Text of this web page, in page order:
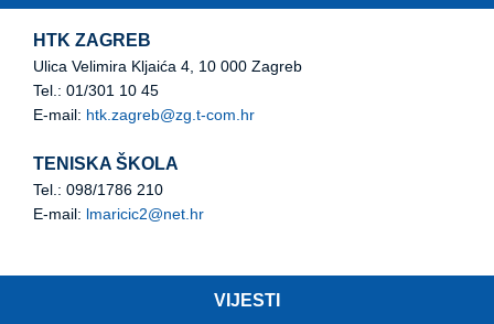
HTK ZAGREB
Ulica Velimira Kljaića 4, 10 000 Zagreb
Tel.: 01/301 10 45
E-mail: htk.zagreb@zg.t-com.hr
TENISKA ŠKOLA
Tel.: 098/1786 210
E-mail: lmaricic2@net.hr
VIJESTI